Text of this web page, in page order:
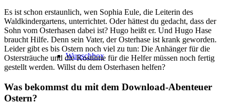
Wunschbox
Es ist schon erstaunlich, wen Sophia Eule, die Leiterin des
Waldkindergartens, unterrichtet. Oder hättest du gedacht, dass der
Sohn vom Osterhasen dabei ist? Hugo heißt er. Und Hugo Hase
braucht Hilfe. Denn sein Vater, der Osterhase ist krank geworden.
Leider gibt es bis Ostern noch viel zu tun: Die Anhänger für die
Ostersträuche und die Kostüme für die Helfer müssen noch fertig
gestellt werden. Willst du dem Osterhasen helfen?
Was bekommst du mit dem Download-Abenteuer
Ostern?